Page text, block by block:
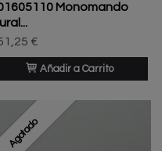
Monomando
€
Añadir a Carrito
Agotado